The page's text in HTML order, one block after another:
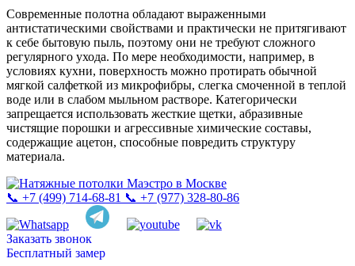
Современные полотна обладают выраженными
антистатическими свойствами и практически не притягивают
к себе бытовую пыль, поэтому они не требуют сложного
регулярного ухода. По мере необходимости, например, в
условиях кухни, поверхность можно протирать обычной
мягкой салфеткой из микрофибры, слегка смоченной в теплой
воде или в слабом мыльном растворе. Категорически
запрещается использовать жесткие щетки, абразивные
чистящие порошки и агрессивные химические составы,
содержащие ацетон, способные повредить структуру
материала.
📞 +7 (499) 714-68-81 📞 +7 (977) 328-80-86
Заказать звонок
Бесплатный замер